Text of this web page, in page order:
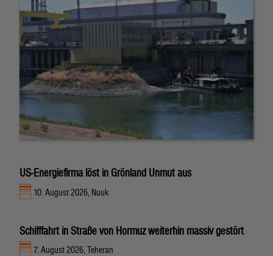
US-Energiefirma löst in Grönland Unmut aus
10. August 2026, Nuuk
Schifffahrt in Straße von Hormuz weiterhin massiv gestört
7. August 2026, Teheran